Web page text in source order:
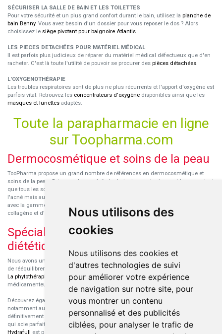
Nous utilisons des
cookies
Nous utilisons des cookies et
d'autres technologies de suivi
pour améliorer votre expérience
de navigation sur notre site, pour
vous montrer un contenu
personnalisé et des publicités
ciblées, pour analyser le trafic de
SÉCURISER LA SALLE DE BAIN ET LES TOILETTES
Pour votre sécurité et un plus grand confort durant le bain, utilisez la planche de
bain Benny. Vous avez besoin d'un dossier pour vous reposer le dos ? Alors
choisissez le siège pivotant pour baignoire Atlantis.
LES PIECES DETACHÉES POUR MATÉRIEL MÉDICAL
Il est parfois plus judicieux de réparer du matériel médical défectueux que d'en
racheter. C'est là toute l'utilité de pouvoir se procurer des pièces détachées.
L'OXYGENOTHÉRAPIE
Les troubles respiratoires sont de plus ne plus récurrents et l'apport d'oxygène est
parfois vital. Retrouvez les concentrateurs d'oxygène disponibles ainsi que les
masques et lunettes adaptés.
Toute la parapharmacie en ligne
sur Toopharma.com
Dermocosmétique et soins de la peau
TooPharma propose un grand nombre de références en dermocosmétique et
soins de la peau. Retrouvez les produits hydratants pour le visage et le corps ainsi
que tous les soins pour peaux sensibles ou à tendance atopique, les soins pour
l'acné mais aussi des démaquillants. Découvrez nos nouvelles références SVR
avec la gamme anti-âge pour les peaux encore jeunes
collagène et d'acide hyaluronique.
Spécialisation en micronutrition et
diététique
Nous avons un engouement particulier pour la micronutrition qui permet souvent
de rééquilibrer des carences ou d'améliorer des troubles métaboliques mineurs.
La phytothérapie
l'aromathérapiesont souvent complémentaires de traitements
médicamenteux lorsqu'ils sont bien conseillés.
Découvrez également les protéines et les produits de nutrition sportive,
notamment au sein de la gamme française
Eric Favre
. Cette gamme est
définitivement axée sur le choix qualitatif des ingrédients et sur une formulation
qui scie parfaitement aux besoins de chaque sportif. La gamme hydratation
Hydrafull est pensée pour une hydratation maximale.